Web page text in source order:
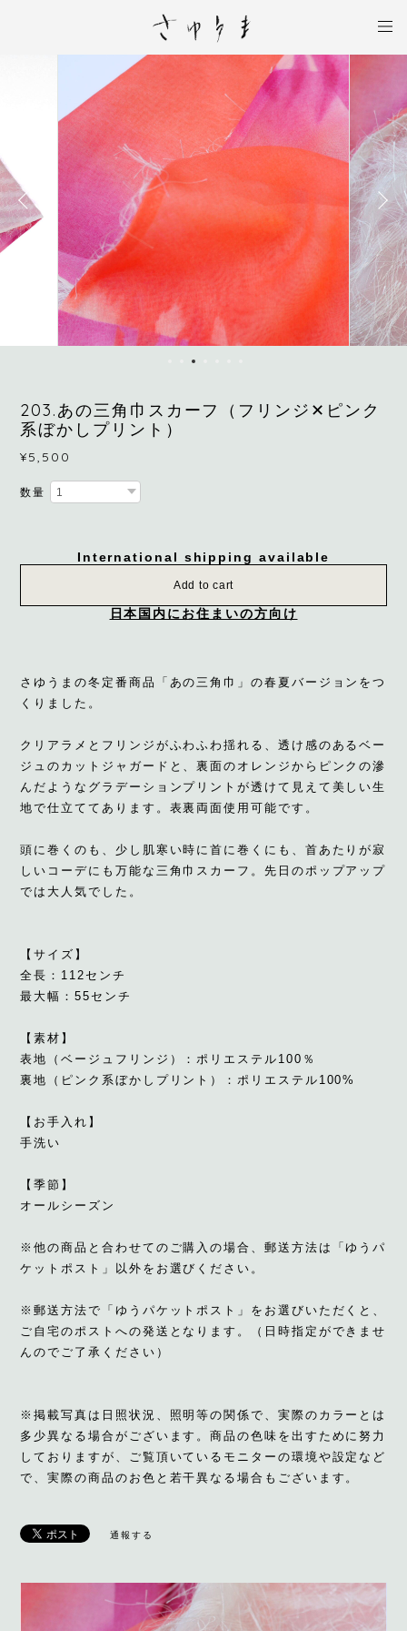
203.あの三角巾スカーフ（フリンジ✕ピンク
系ぼかしプリント）
¥5,500
数量
International shipping available
Add to cart
日本国内にお住まいの方向け
さゆうまの冬定番商品「あの三角巾」の春夏バージョンをつ
くりました。
クリアラメとフリンジがふわふわ揺れる、透け感のあるベー
ジュのカットジャガードと、裏面のオレンジからピンクの滲
んだようなグラデーションプリントが透けて見えて美しい生
地で仕立ててあります。表裏両面使用可能です。
頭に巻くのも、少し肌寒い時に首に巻くにも、首あたりが寂
しいコーデにも万能な三角巾スカーフ。先日のポップアップ
では大人気でした。
【サイズ】
全長：112センチ
最大幅：55センチ
【素材】
表地（ベージュフリンジ）：ポリエステル100％
裏地（ピンク系ぼかしプリント）：ポリエステル100%
【お手入れ】
手洗い
【季節】
オールシーズン
※他の商品と合わせてのご購入の場合、郵送方法は「ゆうパ
ケットポスト」以外をお選びください。
※郵送方法で「ゆうパケットポスト」をお選びいただくと、
ご自宅のポストへの発送となります。（日時指定ができませ
んのでご了承ください）
※掲載写真は日照状況、照明等の関係で、実際のカラーとは
多少異なる場合がございます。商品の色味を出すために努力
しておりますが、ご覧頂いているモニターの環境や設定など
で、実際の商品のお色と若干異なる場合もございます。
通報する